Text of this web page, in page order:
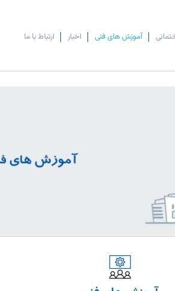
آموزش های فنی اخبار ارتباط با ما